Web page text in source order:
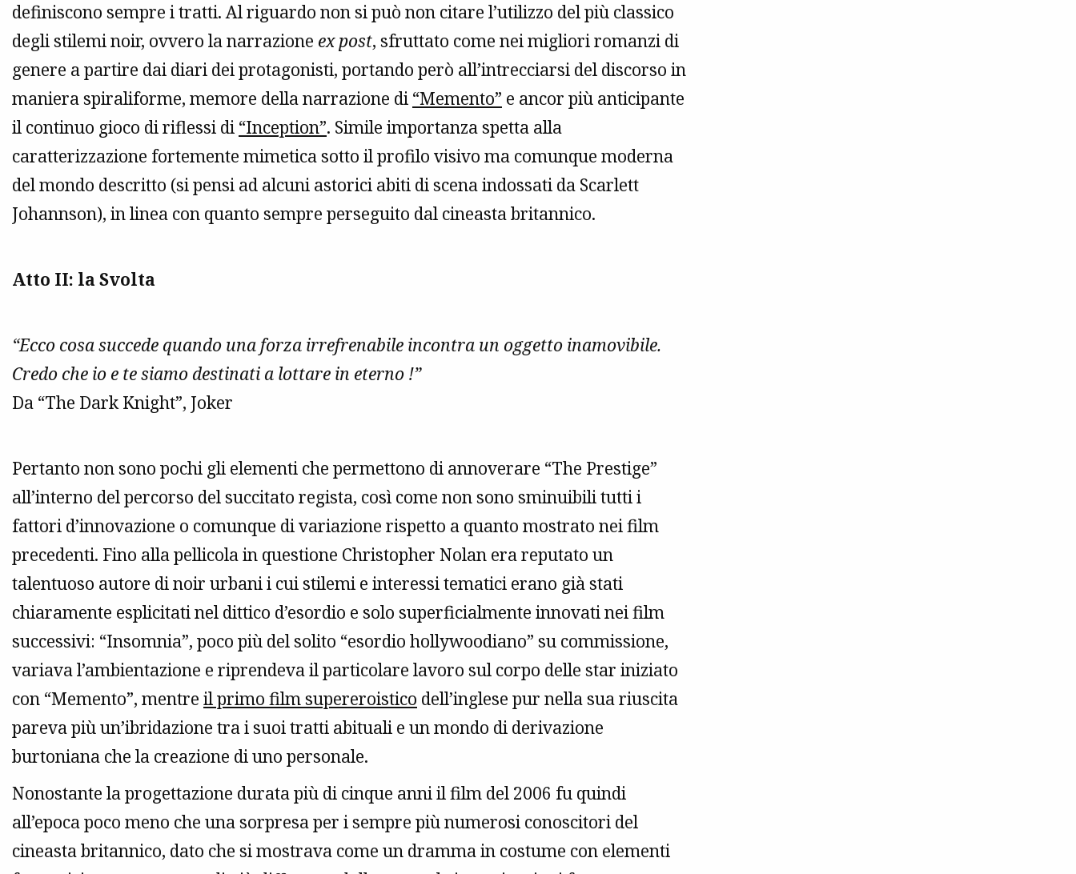
definiscono sempre i tratti. Al riguardo non si può non citare l’utilizzo del più classico
degli stilemi noir, ovvero la narrazione ex post, sfruttato come nei migliori romanzi di
genere a partire dai diari dei protagonisti, portando però all’intrecciarsi del discorso in
maniera spiraliforme, memore della narrazione di “Memento” e ancor più anticipante
il continuo gioco di riflessi di “Inception”. Simile importanza spetta alla
caratterizzazione fortemente mimetica sotto il profilo visivo ma comunque moderna
del mondo descritto (si pensi ad alcuni astorici abiti di scena indossati da Scarlett
Johannson), in linea con quanto sempre perseguito dal cineasta britannico.
Atto II: la Svolta
“Ecco cosa succede quando una forza irrefrenabile incontra un oggetto inamovibile.
Credo che io e te siamo destinati a lottare in eterno !”
Da “The Dark Knight”, Joker
Pertanto non sono pochi gli elementi che permettono di annoverare “The Prestige”
all’interno del percorso del succitato regista, così come non sono sminuibili tutti i
fattori d’innovazione o comunque di variazione rispetto a quanto mostrato nei film
precedenti. Fino alla pellicola in questione Christopher Nolan era reputato un
talentuoso autore di noir urbani i cui stilemi e interessi tematici erano già stati
chiaramente esplicitati nel dittico d’esordio e solo superficialmente innovati nei film
successivi: “Insomnia”, poco più del solito “esordio hollywoodiano” su commissione,
variava l’ambientazione e riprendeva il particolare lavoro sul corpo delle star iniziato
con “Memento”, mentre il primo film supereroistico dell’inglese pur nella sua riuscita
pareva più un’ibridazione tra i suoi tratti abituali e un mondo di derivazione
burtoniana che la creazione di uno personale.
Nonostante la progettazione durata più di cinque anni il film del 2006 fu quindi
all’epoca poco meno che una sorpresa per i sempre più numerosi conoscitori del
cineasta britannico, dato che si mostrava come un dramma in costume con elementi